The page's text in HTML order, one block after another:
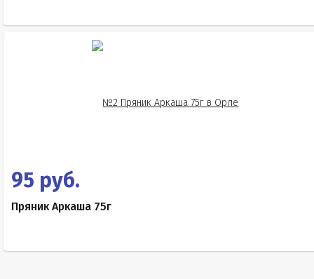
95 руб.
Пряник Аркаша 75г